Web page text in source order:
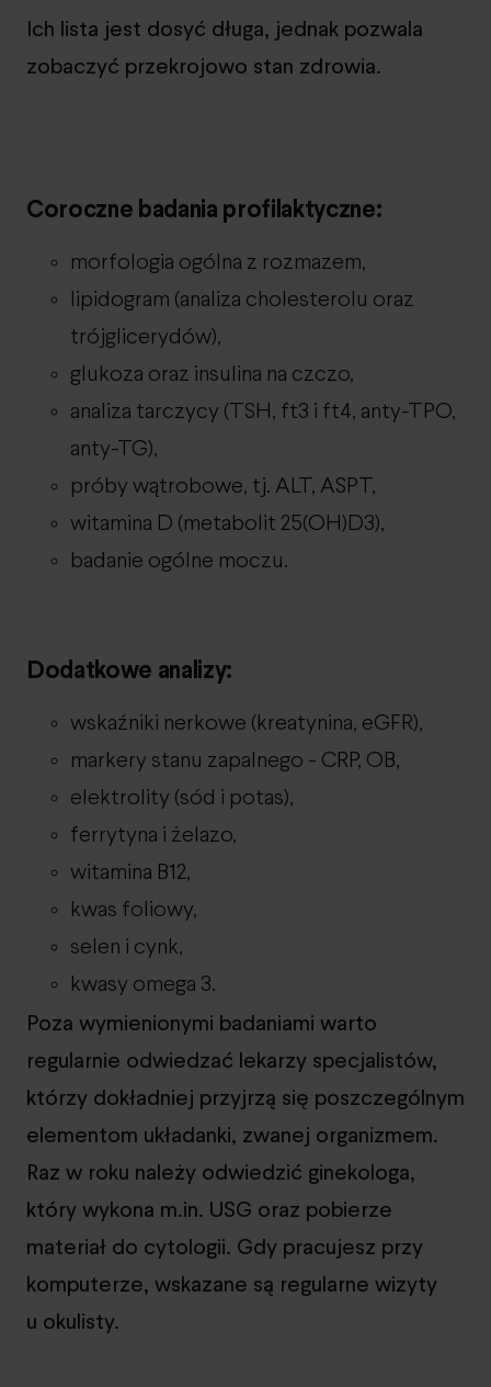
Ich lista jest dosyć długa, jednak pozwala
zobaczyć przekrojowo stan zdrowia.
Coroczne badania profilaktyczne:
morfologia ogólna z rozmazem,
lipidogram (analiza cholesterolu oraz
trójglicerydów),
glukoza oraz insulina na czczo,
analiza tarczycy (TSH, ft3 i ft4, anty-TPO,
anty-TG),
próby wątrobowe, tj. ALT, ASPT,
witamina D (metabolit 25(OH)D3),
badanie ogólne moczu.
Dodatkowe analizy:
wskaźniki nerkowe (kreatynina, eGFR),
markery stanu zapalnego - CRP, OB,
elektrolity (sód i potas),
ferrytyna i żelazo,
witamina B12,
kwas foliowy,
selen i cynk,
kwasy omega 3.
Poza wymienionymi badaniami warto
regularnie odwiedzać lekarzy specjalistów,
którzy dokładniej przyjrzą się poszczególnym
elementom układanki, zwanej organizmem.
Raz w roku należy odwiedzić ginekologa,
który wykona m.in. USG oraz pobierze
materiał do cytologii. Gdy pracujesz przy
komputerze, wskazane są regularne wizyty
u okulisty.